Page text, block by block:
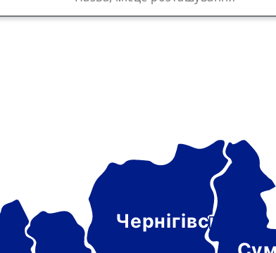
Чернігівська